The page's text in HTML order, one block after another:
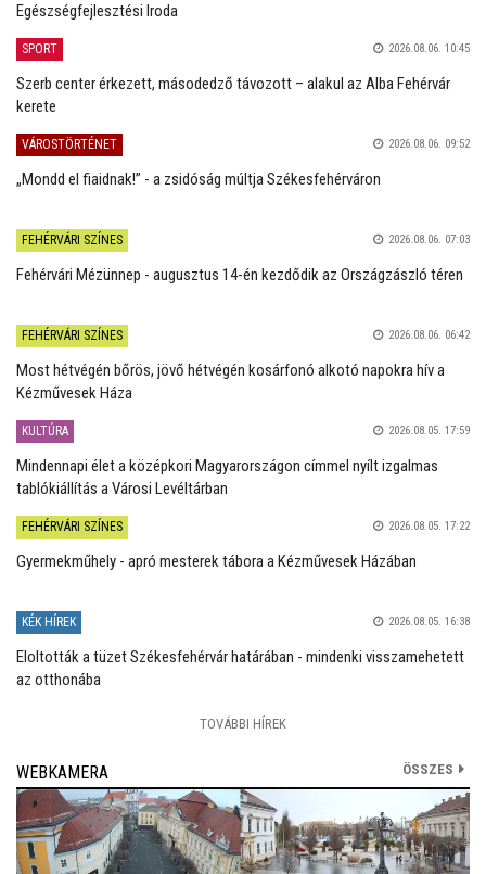
Egészségfejlesztési Iroda
SPORT 2026.08.06. 10:45
Szerb center érkezett, másodedző távozott – alakul az Alba Fehérvár
kerete
VÁROSTÖRTÉNET 2026.08.06. 09:52
„Mondd el fiaidnak!” - a zsidóság múltja Székesfehérváron
FEHÉRVÁRI SZÍNES 2026.08.06. 07:03
Fehérvári Mézünnep - augusztus 14-én kezdődik az Országzászló téren
FEHÉRVÁRI SZÍNES 2026.08.06. 06:42
Most hétvégén bőrös, jövő hétvégén kosárfonó alkotó napokra hív a
Kézművesek Háza
KULTÚRA 2026.08.05. 17:59
Mindennapi élet a középkori Magyarországon címmel nyílt izgalmas
tablókiállítás a Városi Levéltárban
FEHÉRVÁRI SZÍNES 2026.08.05. 17:22
Gyermekműhely - apró mesterek tábora a Kézművesek Házában
KÉK HÍREK 2026.08.05. 16:38
Eloltották a tüzet Székesfehérvár határában - mindenki visszamehetett
az otthonába
TOVÁBBI HÍREK
WEBKAMERA ÖSSZES